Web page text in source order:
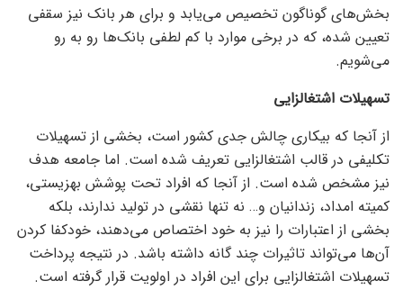
بخش‌های گوناگون تخصیص می‌یابد و برای هر بانک نیز سقفی
تعیین شده، که در برخی موارد با کم لطفی بانک‌ها رو به رو
می‌شویم.
تسهیلات اشتغالزایی
از آنجا که بیکاری چالش جدی کشور است، بخشی از تسهیلات
تکلیفی در قالب اشتغالزایی تعریف شده است. اما جامعه هدف
نیز مشخص شده است. از آنجا که افراد تحت پوشش بهزیستی،
کمیته امداد، زندانیان و… نه تنها نقشی در تولید ندارند، بلکه
بخشی از اعتبارات را نیز به خود اختصاص می‌دهند، خودکفا کردن
آن‌ها می‌تواند تاثیرات چند گانه داشته باشد. در نتیجه پرداخت
تسهیلات اشتغالزایی برای این افراد در اولویت قرار گرفته است.